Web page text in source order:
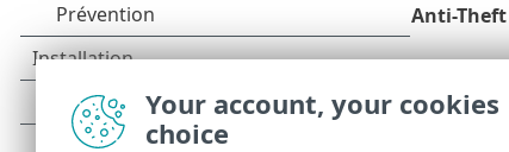
Anti-Theft
Your account, your cookies
choice